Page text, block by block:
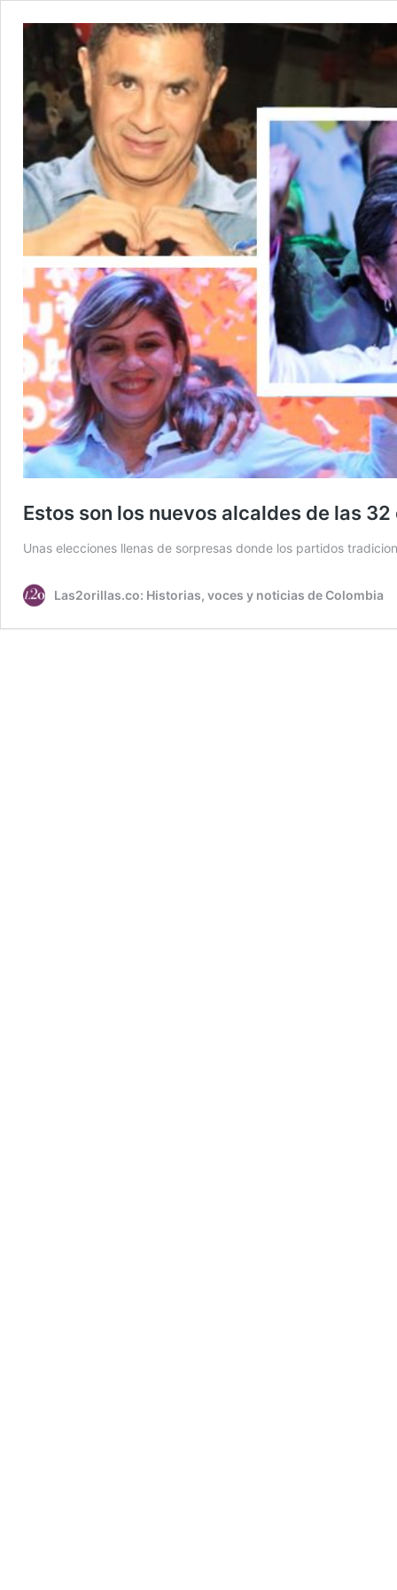
Estos son los nuevos alcaldes de las
Unas elecciones llenas de sorpresas donde los partidos
Las2orillas.co: Historias, voces y noticias de Colombia